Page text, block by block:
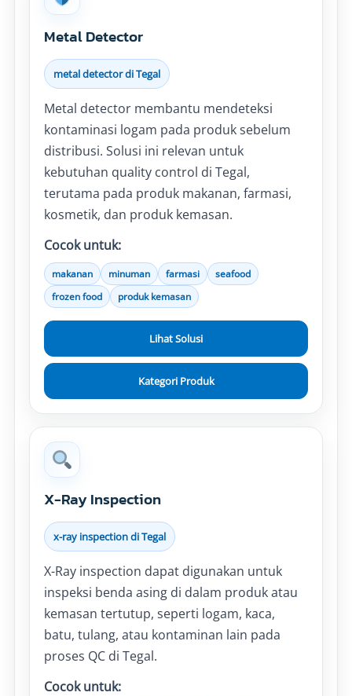
Metal Detector
metal detector di Tegal
Metal detector membantu mendeteksi
kontaminasi logam pada produk sebelum
distribusi. Solusi ini relevan untuk
kebutuhan quality control di Tegal,
terutama pada produk makanan, farmasi,
kosmetik, dan produk kemasan.
Cocok untuk:
makanan minuman farmasi
seafood
frozen food
produk kemasan
Lihat Solusi
Kategori Produk
X-Ray Inspection
x-ray inspection di Tegal
X-Ray inspection dapat digunakan untuk
inspeksi benda asing di dalam produk atau
kemasan tertutup, seperti logam, kaca,
batu, tulang, atau kontaminan lain pada
proses QC di Tegal.
Cocok untuk: